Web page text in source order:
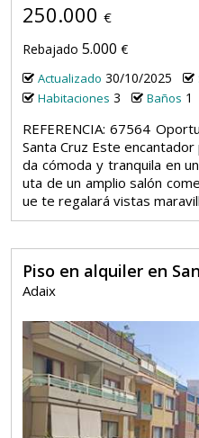
250.000 €
Rebajado 5.000 €
Actualizado 30/10/2025
Habitaciones 3 Baños 1
REFERENCIA: 67564
Santa Cruz Este
da cómoda y tranquila en
uta de un amplio salón
ue te regalará vistas
Piso en alquiler en
Adaix